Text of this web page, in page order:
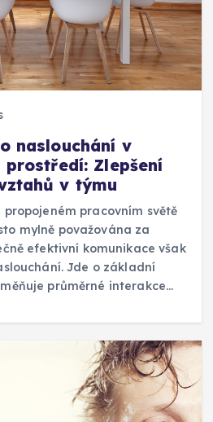
naslouchání v
Zlepšení
v týmu
pracovním světě
mylně považována za
efektivní komunikace však
Jde o základní
průměrné interakce…